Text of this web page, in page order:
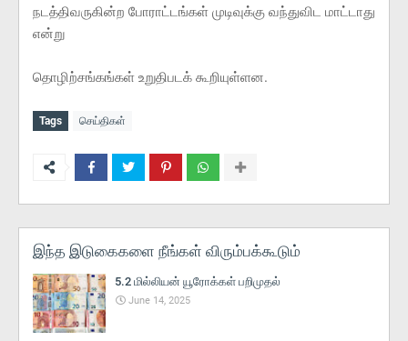
நடத்திவருகின்ற போராட்டங்கள் முடிவுக்கு வந்துவிட மாட்டாது
என்று
தொழிற்சங்கங்கள் உறுதிபடக் கூறியுள்ளன.
Tags செய்திகள்
இந்த இடுகைகளை நீங்கள் விரும்பக்கூடும்
5.2 மில்லியன் யூரோக்கள் பறிமுதல்
June 14, 2025